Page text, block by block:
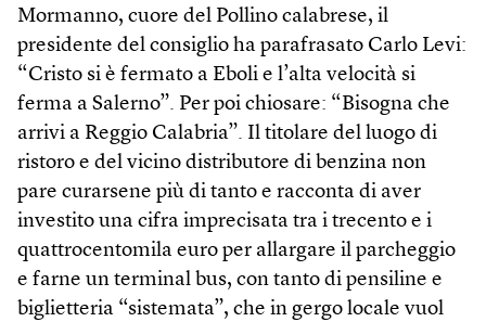
Mormanno, cuore del Pollino calabrese, il
presidente del consiglio ha parafrasato Carlo Levi:
“Cristo si è fermato a Eboli e l’alta velocità si
ferma a Salerno”. Per poi chiosare: “Bisogna che
arrivi a Reggio Calabria”. Il titolare del luogo di
ristoro e del vicino distributore di benzina non
pare curarsene più di tanto e racconta di aver
investito una cifra imprecisata tra i trecento e i
quattrocentomila euro per allargare il parcheggio
e farne un terminal bus, con tanto di pensiline e
biglietteria “sistemata”, che in gergo locale vuol